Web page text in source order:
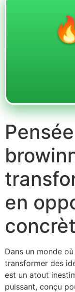
en
Dans un monde
transformer des
est un atout
puissant, conçu